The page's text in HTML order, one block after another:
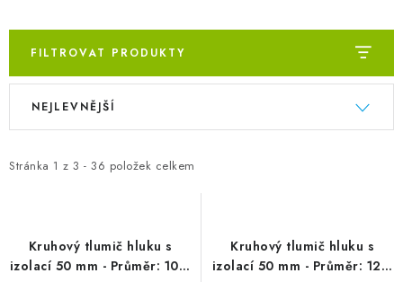
FILTROVAT PRODUKTY
Výpis produktů
Stránka 1 z 3 - 36 položek celkem
Řazení produktů
NEJLEVNĚJŠÍ
Kruhový tlumič hluku s
izolací 50 mm - Průměr: 100,
Kruhový tlumič hluku s
izolací 50 mm - Průměr: 125,